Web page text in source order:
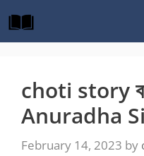
to
content
choti story
Anuradha
February 14, 2023 by